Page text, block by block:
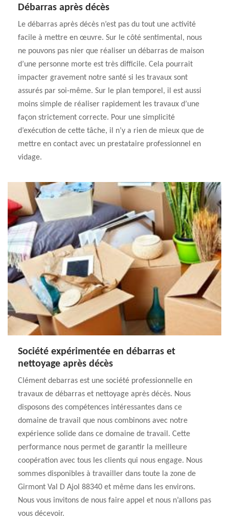
Débarras après décès
Le débarras après décès n’est pas du tout une activité
facile à mettre en œuvre. Sur le côté sentimental, nous
ne pouvons pas nier que réaliser un débarras de maison
d’une personne morte est très difficile. Cela pourrait
impacter gravement notre santé si les travaux sont
assurés par soi-même. Sur le plan temporel, il est aussi
moins simple de réaliser rapidement les travaux d’une
façon strictement correcte. Pour une simplicité
d’exécution de cette tâche, il n’y a rien de mieux que de
mettre en contact avec un prestataire professionnel en
vidage.
Société expérimentée en débarras et
nettoyage après décès
Clément debarras est une société professionnelle en
travaux de débarras et nettoyage après décès. Nous
disposons des compétences intéressantes dans ce
domaine de travail que nous combinons avec notre
expérience solide dans ce domaine de travail. Cette
performance nous permet de garantir la meilleure
coopération avec tous les clients qui nous engage. Nous
sommes disponibles à travailler dans toute la zone de
Girmont Val D Ajol 88340 et même dans les environs.
Nous vous invitons de nous faire appel et nous n’allons pas
vous décevoir.